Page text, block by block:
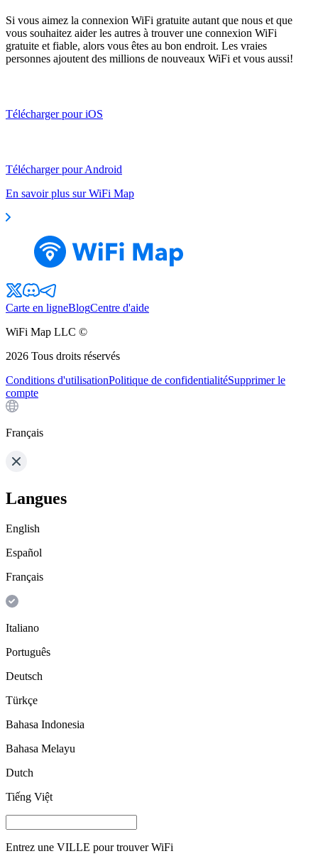
Si vous aimez la connexion WiFi gratuite autant que nous et que
vous souhaitez aider les autres à trouver une connexion WiFi
gratuite et fiable, alors vous êtes au bon endroit. Les vraies
personnes ajoutent des millions de nouveaux WiFi et vous aussi!
Télécharger pour iOS
Télécharger pour Android
En savoir plus sur WiFi Map
Carte en ligneBlogCentre d'aide
WiFi Map LLC ©
2026 Tous droits réservés
Conditions d'utilisationPolitique de confidentialitéSupprimer le
compte
Français
Langues
English
Español
Français
Italiano
Português
Deutsch
Türkçe
Bahasa Indonesia
Bahasa Melayu
Dutch
Tiếng Việt
Entrez une VILLE pour trouver WiFi